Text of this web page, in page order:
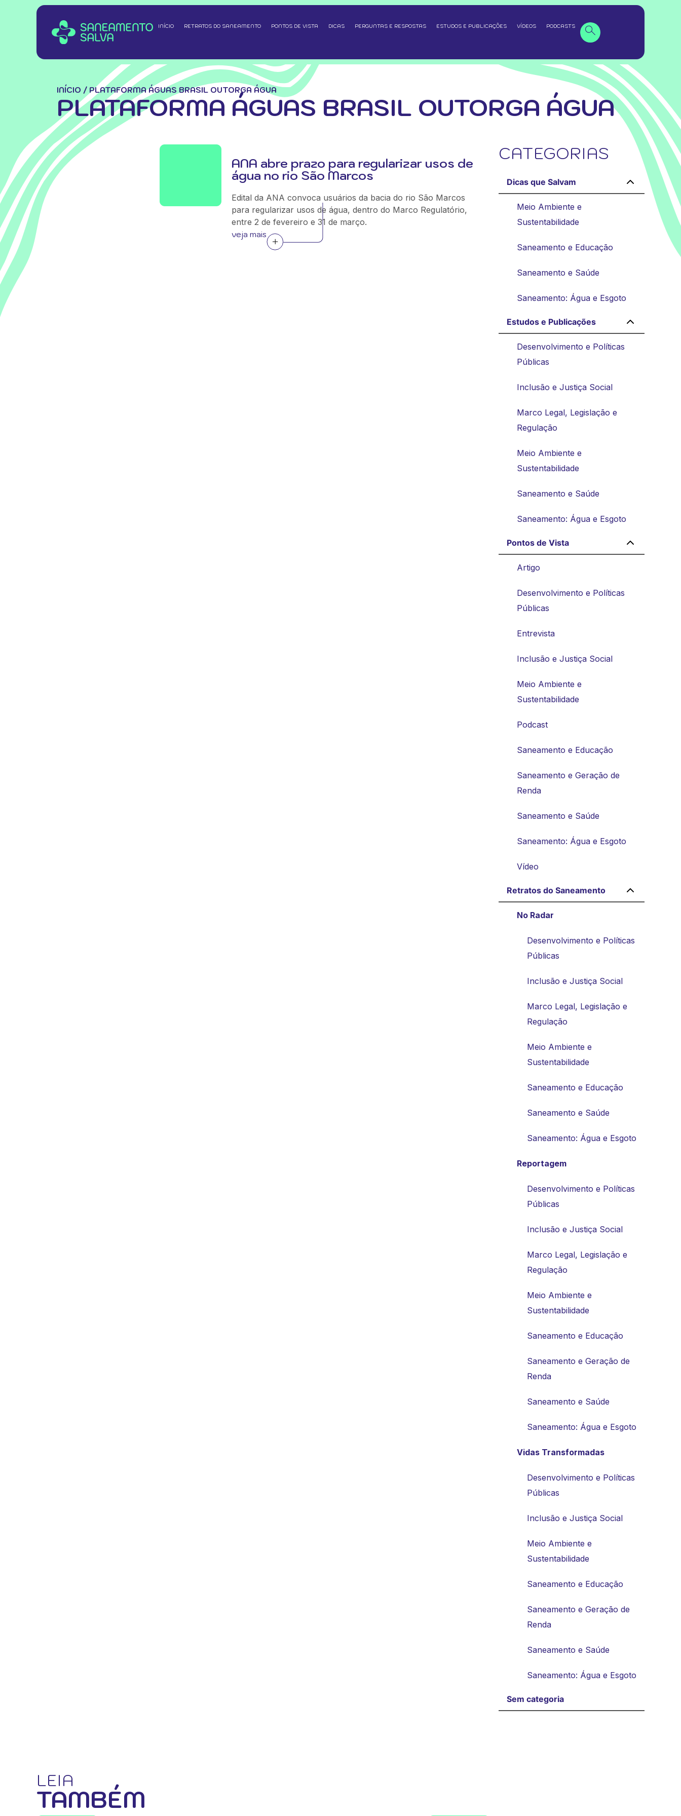
INÍCIO RETRATOS DO SANEAMENTO PONTOS DE VISTA DICAS PERGUNTAS E RESPOSTAS ESTUDOS E PUBLICAÇÕES VÍDEOS PODCASTS
INÍCIO / PLATAFORMA ÁGUAS BRASIL OUTORGA ÁGUA
PLATAFORMA ÁGUAS BRASIL OUTORGA ÁGUA
ANA abre prazo para regularizar usos de
água no rio São Marcos
Edital da ANA convoca usuários da bacia do rio São Marcos
para regularizar usos de água, dentro do Marco Regulatório,
entre 2 de fevereiro e 31 de março.
veja mais
CATEGORIAS
Dicas que Salvam
Meio Ambiente e
Sustentabilidade
Saneamento e Educação
Saneamento e Saúde
Saneamento: Água e Esgoto
Estudos e Publicações
Desenvolvimento e Políticas
Públicas
Inclusão e Justiça Social
Marco Legal, Legislação e
Regulação
Meio Ambiente e
Sustentabilidade
Saneamento e Saúde
Saneamento: Água e Esgoto
Pontos de Vista
Artigo
Desenvolvimento e Políticas
Públicas
Entrevista
Inclusão e Justiça Social
Meio Ambiente e
Sustentabilidade
Podcast
Saneamento e Educação
Saneamento e Geração de
Renda
Saneamento e Saúde
Saneamento: Água e Esgoto
Vídeo
Retratos do Saneamento
No Radar
Desenvolvimento e Políticas
Públicas
Inclusão e Justiça Social
Marco Legal, Legislação e
Regulação
Meio Ambiente e
Sustentabilidade
Saneamento e Educação
Saneamento e Saúde
Saneamento: Água e Esgoto
Reportagem
Desenvolvimento e Políticas
Públicas
Inclusão e Justiça Social
Marco Legal, Legislação e
Regulação
Meio Ambiente e
Sustentabilidade
Saneamento e Educação
Saneamento e Geração de
Renda
Saneamento e Saúde
Saneamento: Água e Esgoto
Vidas Transformadas
Desenvolvimento e Políticas
Públicas
Inclusão e Justiça Social
Meio Ambiente e
Sustentabilidade
Saneamento e Educação
Saneamento e Geração de
Renda
Saneamento e Saúde
Saneamento: Água e Esgoto
Sem categoria
LEIA
TAMBÉM